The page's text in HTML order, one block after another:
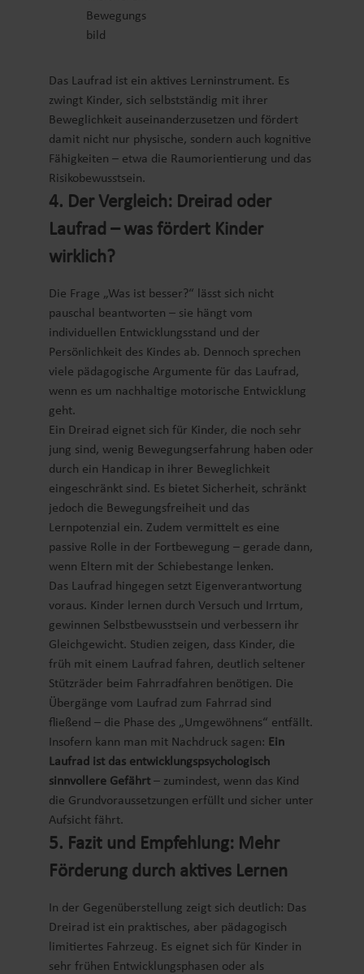
Bewegungs
bild
Das Laufrad ist ein aktives Lerninstrument. Es
zwingt Kinder, sich selbstständig mit ihrer
Beweglichkeit auseinanderzusetzen und fördert
damit nicht nur physische, sondern auch kognitive
Fähigkeiten – etwa die Raumorientierung und das
Risikobewusstsein.
4. Der Vergleich: Dreirad oder
Laufrad – was fördert Kinder
wirklich?
Die Frage „Was ist besser?“ lässt sich nicht
pauschal beantworten – sie hängt vom
individuellen Entwicklungsstand und der
Persönlichkeit des Kindes ab. Dennoch sprechen
viele pädagogische Argumente für das Laufrad,
wenn es um nachhaltige motorische Entwicklung
geht.
Ein Dreirad eignet sich für Kinder, die noch sehr
jung sind, wenig Bewegungserfahrung haben oder
durch ein Handicap in ihrer Beweglichkeit
eingeschränkt sind. Es bietet Sicherheit, schränkt
jedoch die Bewegungsfreiheit und das
Lernpotenzial ein. Zudem vermittelt es eine
passive Rolle in der Fortbewegung – gerade dann,
wenn Eltern mit der Schiebestange lenken.
Das Laufrad hingegen setzt Eigenverantwortung
voraus. Kinder lernen durch Versuch und Irrtum,
gewinnen Selbstbewusstsein und verbessern ihr
Gleichgewicht. Studien zeigen, dass Kinder, die
früh mit einem Laufrad fahren, deutlich seltener
Stützräder beim Fahrradfahren benötigen. Die
Übergänge vom Laufrad zum Fahrrad sind
fließend – die Phase des „Umgewöhnens“ entfällt.
Insofern kann man mit Nachdruck sagen: Ein
Laufrad ist das entwicklungspsychologisch
sinnvollere Gefährt – zumindest, wenn das Kind
die Grundvoraussetzungen erfüllt und sicher unter
Aufsicht fährt.
5. Fazit und Empfehlung: Mehr
Förderung durch aktives Lernen
In der Gegenüberstellung zeigt sich deutlich: Das
Dreirad ist ein praktisches, aber pädagogisch
limitiertes Fahrzeug. Es eignet sich für Kinder in
sehr frühen Entwicklungsphasen oder als